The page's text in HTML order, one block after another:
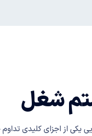
شغل
یکی از اجزای کلیدی